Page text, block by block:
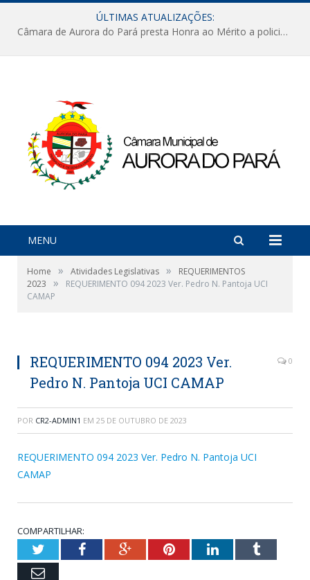
ÚLTIMAS ATUALIZAÇÕES:
Câmara de Aurora do Pará presta Honra ao Mérito a policiais militares em sessão marcada por reconhecimento e emoção
MENU
Home » Atividades Legislativas »
REQUERIMENTOS
2023
»
REQUERIMENTO 094 2023 Ver. Pedro N. Pantoja UCI
CAMAP
REQUERIMENTO 094 2023 Ver.
Pedro N. Pantoja UCI CAMAP
0
POR CR2-ADMIN1 EM 25 DE OUTUBRO DE 2023
REQUERIMENTO 094 2023 Ver. Pedro N. Pantoja UCI
CAMAP
COMPARTILHAR:
TwitterFacebookGoogle+PinterestLinkedInTumblr
Email